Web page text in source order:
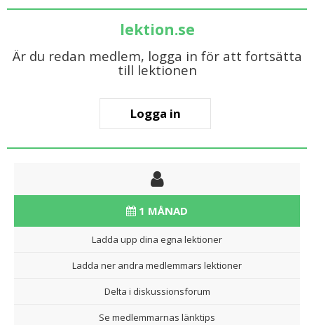
lektion.se
Är du redan medlem, logga in för att fortsätta
till lektionen
Logga in
1 MÅNAD
Ladda upp dina egna lektioner
Ladda ner andra medlemmars lektioner
Delta i diskussionsforum
Se medlemmarnas länktips